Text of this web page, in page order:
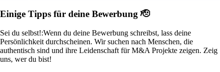
Einige Tipps für deine Bewerbung 🫡
Sei du selbst!:Wenn du deine Bewerbung schreibst, lass deine
Persönlichkeit durchscheinen. Wir suchen nach Menschen, die
authentisch sind und ihre Leidenschaft für M&A Projekte zeigen. Zeig
uns, wer du bist!